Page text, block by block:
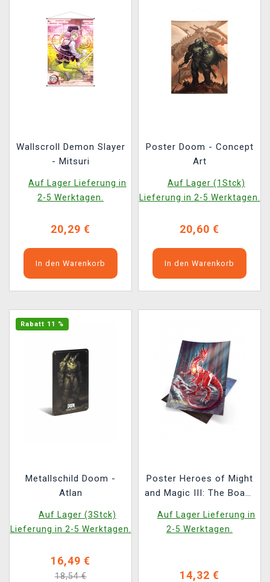
Wallscroll Demon Slayer
- Mitsuri
Auf Lager Lieferung in
2-5 Werktagen.
20,29 €
In den Warenkorb
Poster Doom - Concept
Art
Auf Lager (1Stck)
Lieferung in 2-5 Werktagen.
20,60 €
In den Warenkorb
Rabatt 11 %
Metallschild Doom -
Atlan
Auf Lager (3Stck)
Lieferung in 2-5 Werktagen.
16,49 €
18,54 €
Poster Heroes of Might
and Magic III: The Board
Stück)
Auf Lager Lieferung in
2-5 Werktagen.
14,32 €